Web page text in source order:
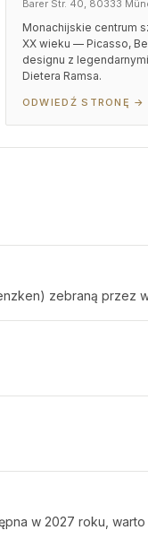
Barer Str. 40, 80333
Monachijskie centrum
XX wieku — Picasso,
designu z
Dietera Ramsa.
ODWIEDŹ STRONĘ →
zebraną przez
w 2027 roku,